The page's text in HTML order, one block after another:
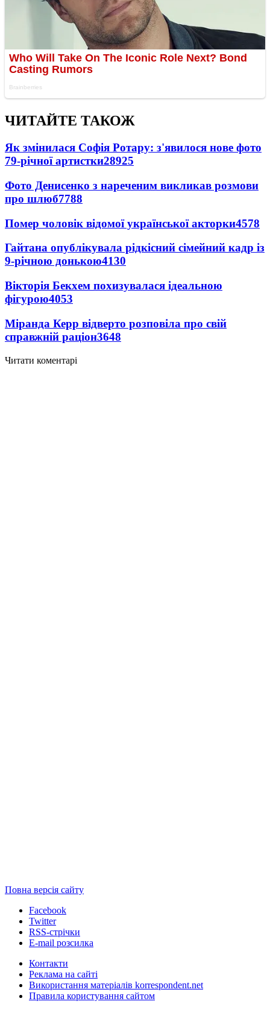
ЧИТАЙТЕ ТАКОЖ
Як змінилася Софія Ротару: з'явилося нове фото
79-річної артистки28925
Фото Денисенко з нареченим викликав розмови
про шлюб7788
Помер чоловік відомої української акторки4578
Гайтана опублікувала рідкісний сімейний кадр із
9-річною донькою4130
Вікторія Бекхем похизувалася ідеальною
фігурою4053
Міранда Керр відверто розповіла про свій
справжній раціон3648
Читати коментарі
Повна версія сайту
Facebook
Twitter
RSS-стрічки
E-mail розсилка
Контакти
Реклама на сайті
Використання матеріалів korrespondent.net
Правила користування сайтом